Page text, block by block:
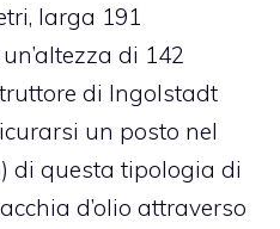
larga 191
di 142
di Ingolstadt
un posto nel
di questa tipologia di
d’olio attraverso